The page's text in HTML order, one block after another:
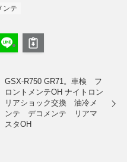
ンテ
GSX-R750 GR71。車検 フ
ロントメンテOH ナイトロン
リアショック交換 油冷メ
ンテ デコメンテ リアマ
スタOH